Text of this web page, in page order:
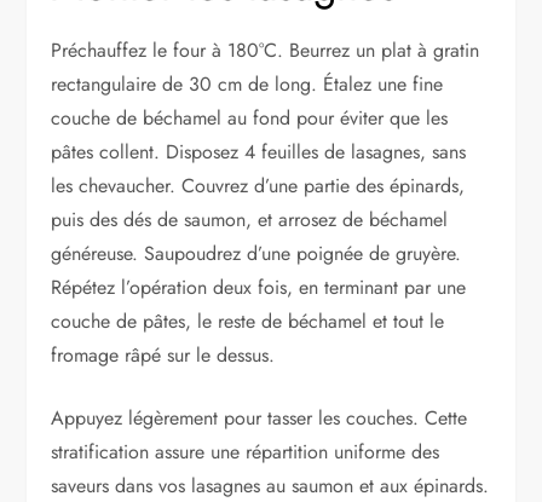
Préchauffez le four à 180°C. Beurrez un plat à gratin
rectangulaire de 30 cm de long. Étalez une fine
couche de béchamel au fond pour éviter que les
pâtes collent. Disposez 4 feuilles de lasagnes, sans
les chevaucher. Couvrez d’une partie des épinards,
puis des dés de saumon, et arrosez de béchamel
généreuse. Saupoudrez d’une poignée de gruyère.
Répétez l’opération deux fois, en terminant par une
couche de pâtes, le reste de béchamel et tout le
fromage râpé sur le dessus.
Appuyez légèrement pour tasser les couches. Cette
stratification assure une répartition uniforme des
saveurs dans vos lasagnes au saumon et aux épinards.